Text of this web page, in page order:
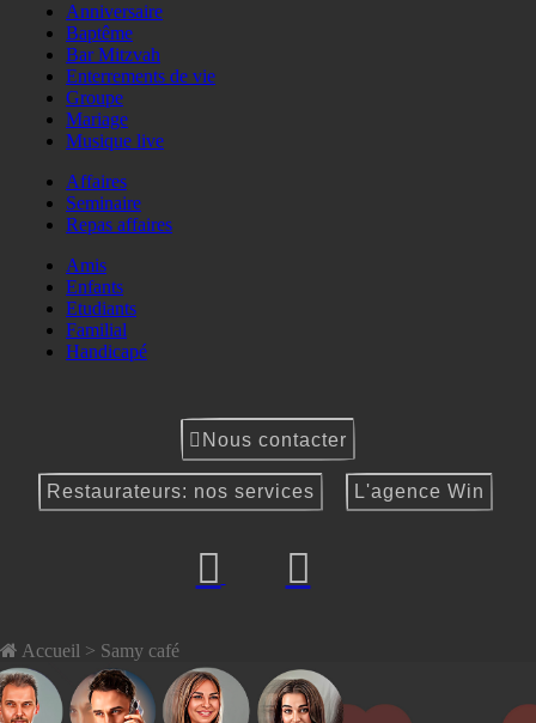
Anniversaire
Baptême
Bar Mitzvah
Enterrements de vie
Groupe
Mariage
Musique live
Affaires
Seminaire
Repas affaires
Amis
Enfants
Etudiants
Familial
Handicapé
Nous contacter
Restaurateurs: nos services L'agence Win
Accueil > Samy café